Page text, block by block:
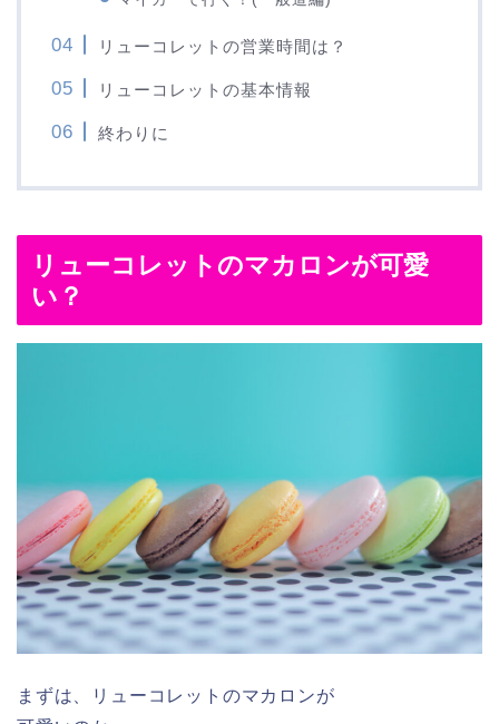
リューコレットの営業時間は？
リューコレットの基本情報
終わりに
リューコレットのマカロンが可愛
い？
まずは、リューコレットのマカロンが